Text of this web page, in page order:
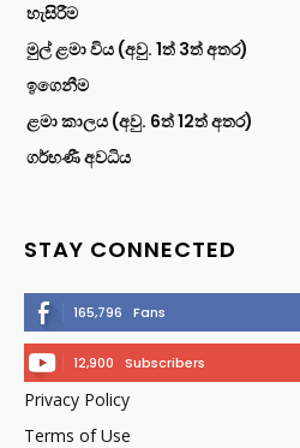
හැසිරීම
මුල් ළමා විය (අවු. 1ත් 3ත් අතර)
ඉගෙනීම
ළමා කාලය (අවු. 6ත් 12ත් අතර)
ගර්භණී අවධිය
STAY CONNECTED
165,796 Fans
12,900 Subscribers
Privacy Policy
Terms of Use